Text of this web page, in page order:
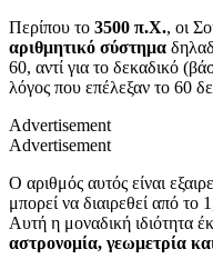
Περίπου το 3500 π.Χ., οι
αριθμητικό σύστημα
60, αντί για το δεκαδικό
λόγος που επέλεξαν το 60
Advertisement
Advertisement
Ο αριθμός αυτός είναι
μπορεί να διαιρεθεί από
Αυτή η μοναδική ιδιότητα
αστρονομία, γεωμετρία